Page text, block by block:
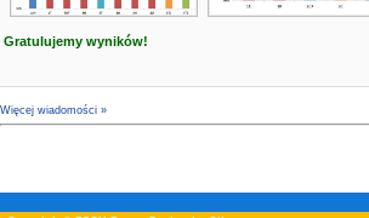
Gratulujemy wyników!
Więcej wiadomości »